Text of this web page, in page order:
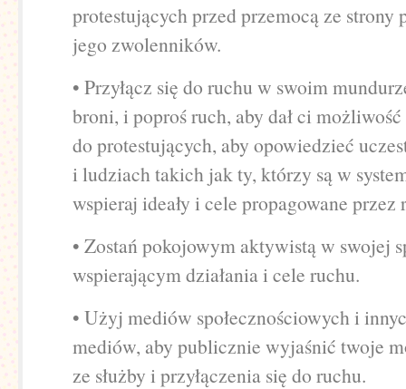
protestujących przed przemocą ze strony
jego zwolenników.
• Przyłącz się do ruchu w swoim
broni, i poproś ruch, aby dał ci
do protestujących, aby opowiedzieć
i ludziach takich jak ty, którzy są w
wspieraj ideały i cele propagowane przez
• Zostań pokojowym aktywistą w swojej
wspierającym działania i cele ruchu.
• Użyj mediów społecznościowych i
mediów, aby publicznie wyjaśnić twoje
ze służby i przyłączenia się do ruchu.